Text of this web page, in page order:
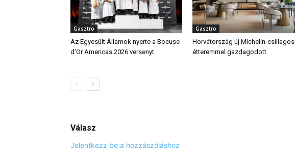
Gasztro
Az Egyesült Államok nyerte a Bocuse
d’Or Americas 2026 versenyt
Gasztro
Horvátország új Michelin-csillagos
étteremmel gazdagodott
Válasz
Jelentkezz be a hozzászóláshoz